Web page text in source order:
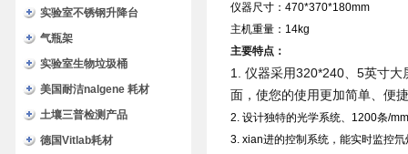
实验室不锈钢升降台
气瓶架
实验室生物垃圾桶
美国耐洁nalgene 耗材
土壤三普检测产品
德国Vitlab耗材
仪器尺寸：470*370*180mm
主机重量：14kg
主要特点：
1. 仪器采用320*240、5英寸
面，使您的使用更加简单、便
2. 设计独特的光学系统、1200条/
3. xian进的控制系统，能实时监控